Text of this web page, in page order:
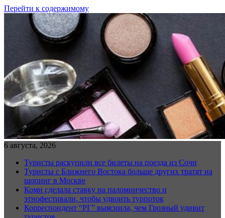
Перейти к содержимому
6 августа, 2026
Туристы раскупили все билеты на поезда из Сочи
Туристы с Ближнего Востока больше других тратят на
шопинг в Москве
Коми сделала ставку на паломничество и
этнофестивали, чтобы удвоить турпоток
Корреспондент “РГ” выяснила, чем Грозный удивит